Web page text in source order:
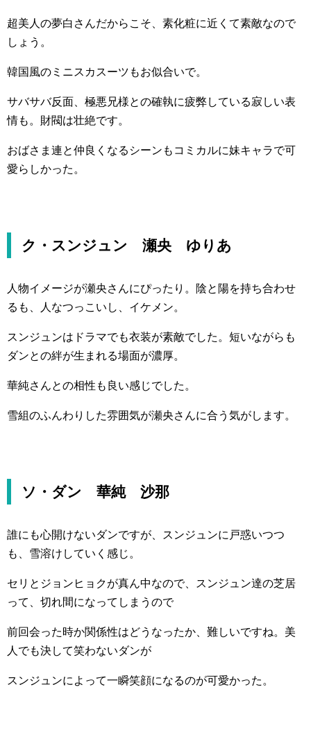
超美人の夢白さんだからこそ、素化粧に近くて素敵なので
しょう。
韓国風のミニスカスーツもお似合いで。
サバサバ反面、極悪兄様との確執に疲弊している寂しい表
情も。財閥は壮絶です。
おばさま連と仲良くなるシーンもコミカルに妹キャラで可
愛らしかった。
ク・スンジュン 瀬央 ゆりあ
人物イメージが瀬央さんにぴったり。陰と陽を持ち合わせ
るも、人なつっこいし、イケメン。
スンジュンはドラマでも衣装が素敵でした。短いながらも
ダンとの絆が生まれる場面が濃厚。
華純さんとの相性も良い感じでした。
雪組のふんわりした雰囲気が瀬央さんに合う気がします。
ソ・ダン 華純 沙那
誰にも心開けないダンですが、スンジュンに戸惑いつつ
も、雪溶けしていく感じ。
セリとジョンヒョクが真ん中なので、スンジュン達の芝居
って、切れ間になってしまうので
前回会った時か関係性はどうなったか、難しいですね。美
人でも決して笑わないダンが
スンジュンによって一瞬笑顔になるのが可愛かった。